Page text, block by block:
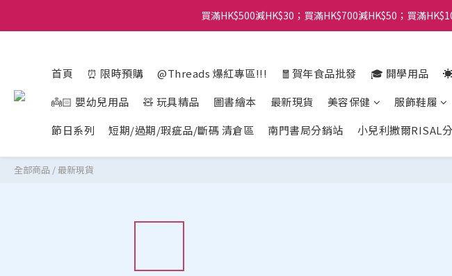
買滿HK$500減HK$30；買滿HK$700減HK$50；買滿
首頁 ⏰ 限時預購 @Threads 爆紅專區!!! 🧧賀年食品批發 🎓 開學用品 ☀️
👼🏻 嬰幼兒用品
🧸 玩具精品 圖書繪本 最新現貨 美容保健 服飾鞋履
節日系列
短期/過期/瑕疵品/斷碼 清倉區 南門書局分銷站 小兒利撒爾RISAL
全部商品 /最新現貨